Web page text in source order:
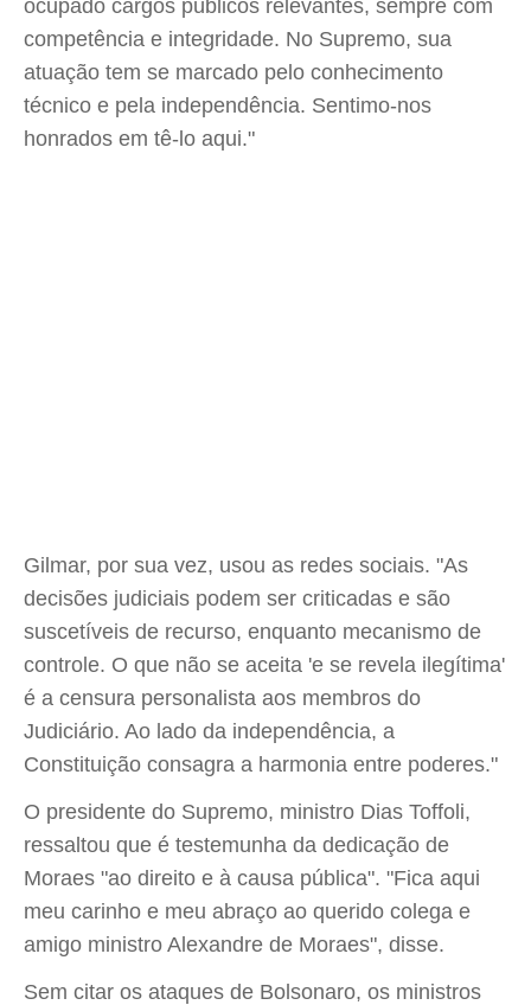
ocupado cargos públicos relevantes, sempre com
competência e integridade. No Supremo, sua
atuação tem se marcado pelo conhecimento
técnico e pela independência. Sentimo-nos
honrados em tê-lo aqui."
Gilmar, por sua vez, usou as redes sociais. "As
decisões judiciais podem ser criticadas e são
suscetíveis de recurso, enquanto mecanismo de
controle. O que não se aceita 'e se revela ilegítima'
é a censura personalista aos membros do
Judiciário. Ao lado da independência, a
Constituição consagra a harmonia entre poderes."
O presidente do Supremo, ministro Dias Toffoli,
ressaltou que é testemunha da dedicação de
Moraes "ao direito e à causa pública". "Fica aqui
meu carinho e meu abraço ao querido colega e
amigo ministro Alexandre de Moraes", disse.
Sem citar os ataques de Bolsonaro, os ministros